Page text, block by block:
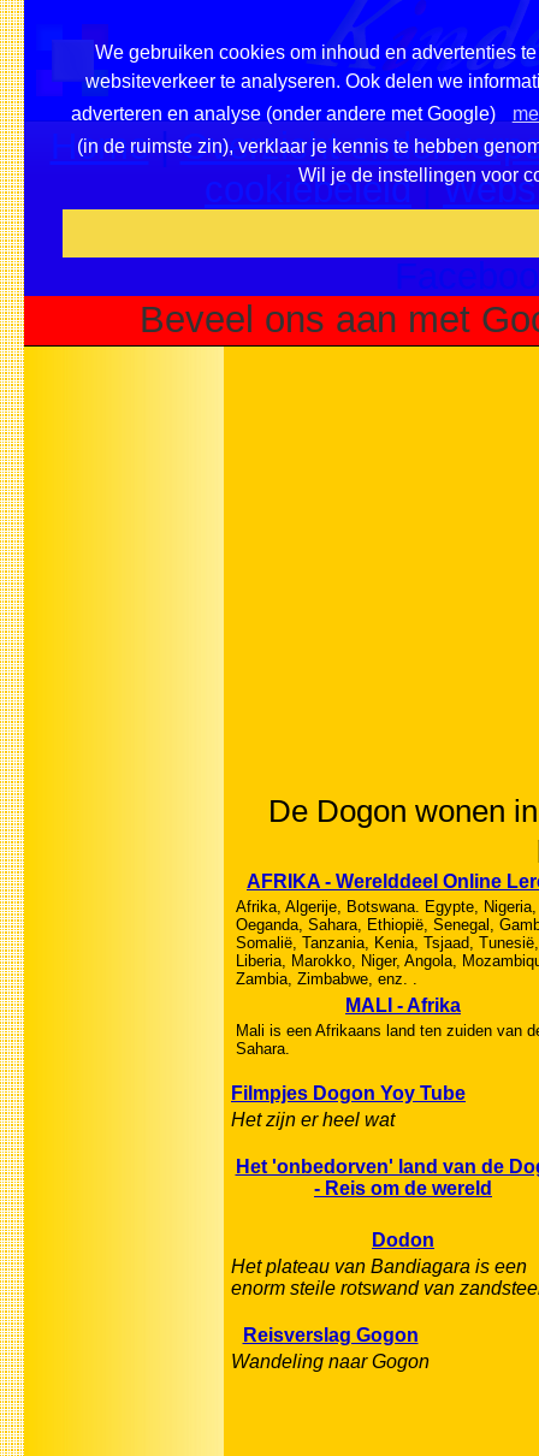
We gebruiken cookies om inhoud en advertenties
websiteverkeer te analyseren. Ook delen we
adverteren en analyse (onder andere met Google)
(in de ruimste zin), verklaar je kennis te hebben
Wil je de instellingen voor
Home|Overzicht
cookiebeleid|
Beveel ons aan met
De Dogon wonen
AFRIKA - Werelddeel Online
Afrika, Algerije, Botswana. Egypte, Nigeria,
Oeganda, Sahara, Ethiopië, Senegal,
Somalië, Tanzania, Kenia, Tsjaad, Tunesië,
Liberia, Marokko, Niger, Angola,
Zambia, Zimbabwe, enz. .
MALI - Afrika
Mali is een Afrikaans land ten zuiden van
Sahara.
Filmpjes Dogon Yoy Tube
Het zijn er heel wat
Het 'onbedorven' land van de
- Reis om de wereld
Dodon
Het plateau van Bandiagara is een
enorm steile rotswand van
Reisverslag Gogon
Wandeling naar Gogon